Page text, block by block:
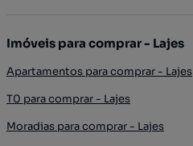
Imóveis para comprar - Lajes
Apartamentos para comprar - Lajes
T0 para comprar - Lajes
Moradias para comprar - Lajes